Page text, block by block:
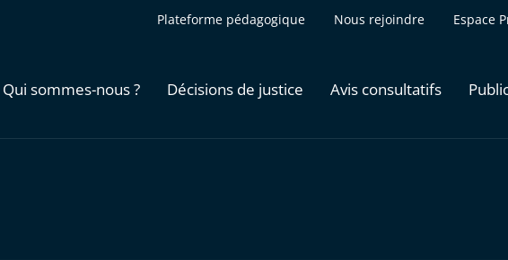
Plateforme pédagogique Nous rejoindre Espace
Qui sommes-nous ? Décisions de justice Avis consultatifs